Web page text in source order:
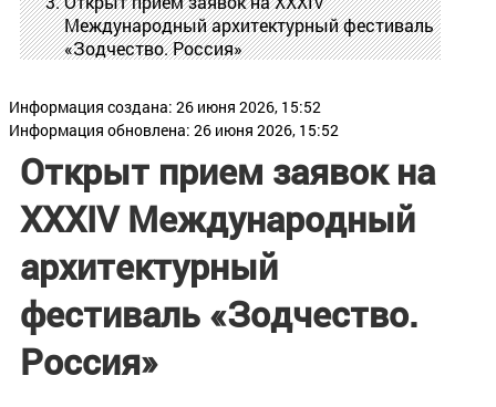
Международный архитектурный фестиваль
«Зодчество. Россия»
Информация создана: 26 июня 2026, 15:52
Информация обновлена: 26 июня 2026, 15:52
Открыт прием заявок на
XXXIV Международный
архитектурный
фестиваль «Зодчество.
Россия»